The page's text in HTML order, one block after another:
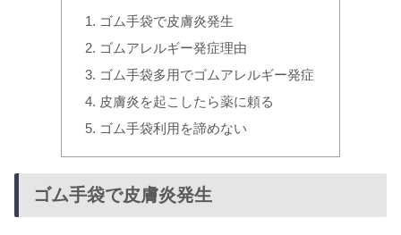
ゴム手袋で皮膚炎発生
ゴムアレルギー発症理由
ゴム手袋多用でゴムアレルギー発症
皮膚炎を起こしたら薬に頼る
ゴム手袋利用を諦めない
ゴム手袋で皮膚炎発生